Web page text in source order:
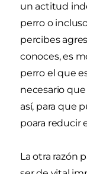
un actitud
perro o
percibes
conoces, es
perro el que
necesario
así, para que
poara reducir
La otra razón